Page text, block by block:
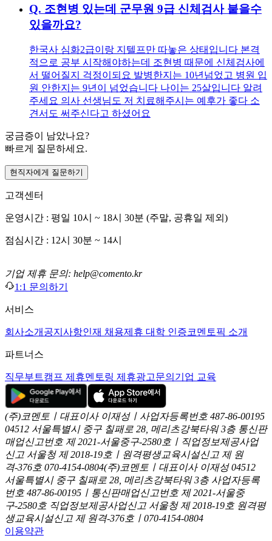
Q. 조현병 있는데 군무원 9급 신체검사 붙을수
있을까요?
한국사 심화2급이랑 지텔프만 따놓은 상태입니다 본격
적으로 공부 시작해야하는데 조현병 때문에 신체검사에
서 떨어질지 걱정이되요 발병한지는 10년넘었고 병원 입
원 안한지는 9년이 넘었습니다 나이는 25살입니다 알려
주세요 의사 선생님도 저 치료해주시는 예후가 좋다 소
견서도 써주신다고 하셨어요
궁금증이 남았나요?
빠르게 질문하세요.
현직자에게 질문하기
고객센터
운영시간 : 평일 10시 ~ 18시 30분 (주말, 공휴일 제외)
점심시간 : 12시 30분 ~ 14시
기업 제휴 문의: help@comento.kr
1:1 문의하기
서비스
회사소개 공지사항인재 채용제휴 대학 인증코멘토픽 소개
파트너스
직무부트캠프 제휴멘토링 제휴광고문의 기업 교육
(주)코멘토ㅣ대표이사 이재성ㅣ사업자등록번호 487-86-00195
04512 서울특별시 중구 칠패로 28, 메리츠강북타워 3층 통신판
매업신고번호 제 2021-서울중구-2580호ㅣ직업정보제공사업
신고 서울청 제 2018-19호ㅣ원격평생교육시설신고 제 원
격-376호 070-4154-0804(주)코멘토ㅣ대표이사 이재성 04512
서울특별시 중구 칠패로 28, 메리츠강북타워 3층 사업자등록
번호 487-86-00195ㅣ통신판매업신고번호 제 2021-서울중
구-2580호 직업정보제공사업신고 서울청 제 2018-19호 원격평
생교육시설신고 제 원격-376호ㅣ070-4154-0804
이용약관